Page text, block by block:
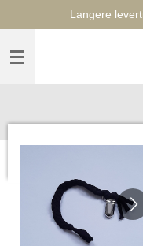
naar
hoofdinhoud
Langere